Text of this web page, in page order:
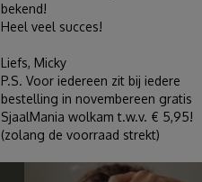
bekend!
Heel veel succes!
Liefs, Micky
P.S. Voor iedereen zit bij iedere
bestelling in novembereen gratis
SjaalMania wolkam t.w.v. € 5,95!
(zolang de voorraad strekt)